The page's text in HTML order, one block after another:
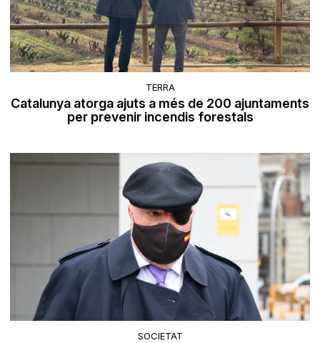
TERRA
Catalunya atorga ajuts a més de 200 ajuntaments
per prevenir incendis forestals
SOCIETAT